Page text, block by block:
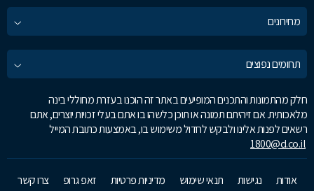
מחירונים
תחומים נפוצים
חלק מהתמונות והתכנים המופיעים באתר זה הוכנו בעזרת מחוללי בינה
מלאכותית. אם זיהיתם תמונה או תוכן כלשהו בו אתם בעלי זכויות יוצרים, אתם
רשאים לפנות אלינו ולבקש לחדול משימוש בו, באמצעות כתובת המייל
1800@d.co.il
אודות נגישות תנאי שימוש מדיניות פרטיות זאפ גרופ צרו קשר